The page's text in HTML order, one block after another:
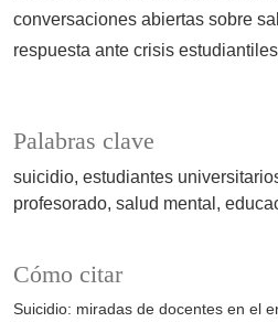
Palabras clave
suicidio estudiantes
profesorado salud mental
Cómo citar
Suicidio: miradas de docentes en el
conversaciones abiertas sobre
respuesta ante crisis